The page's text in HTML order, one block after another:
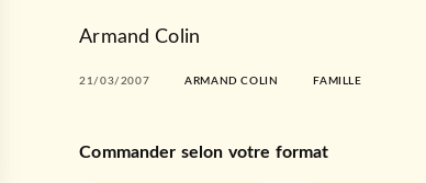
Armand Colin
21/03/2007 ARMAND COLIN FAMILLE
Commander selon votre format